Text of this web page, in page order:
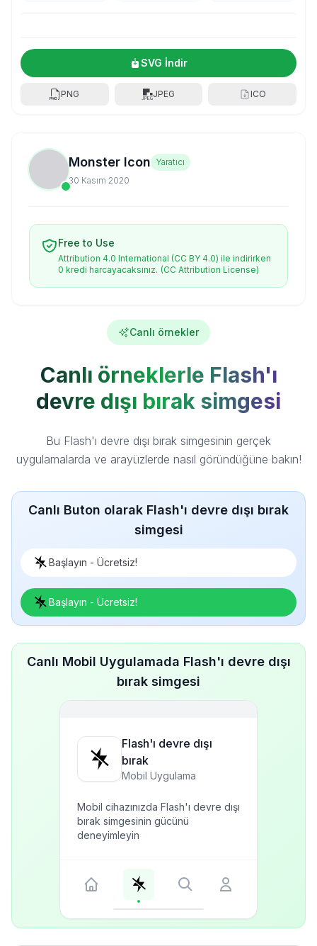
SVG İndir
PNG JPEG ICO
Monster Icon Yaratıcı
30 Kasım 2020
Free to Use
Attribution 4.0 International (CC BY 4.0) ile indirirken
0 kredi harcayacaksınız. (CC Attribution License)
Canlı örnekler
Canlı örneklerle Flash'ı
devre dışı bırak simgesi
Bu Flash'ı devre dışı bırak simgesinin gerçek
uygulamalarda ve arayüzlerde nasıl göründüğüne bakın!
Canlı Buton olarak Flash'ı devre dışı bırak
simgesi
Başlayın - Ücretsiz!
Başlayın - Ücretsiz!
Canlı Mobil Uygulamada Flash'ı devre dışı
bırak simgesi
Flash'ı devre dışı
bırak
Mobil Uygulama
Mobil cihazınızda Flash'ı devre dışı
bırak simgesinin gücünü
deneyimleyin